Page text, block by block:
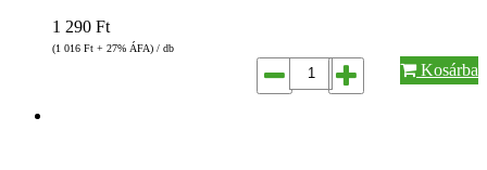
1 290 Ft
(1 016 Ft + 27% ÁFA) / db
Kosárba